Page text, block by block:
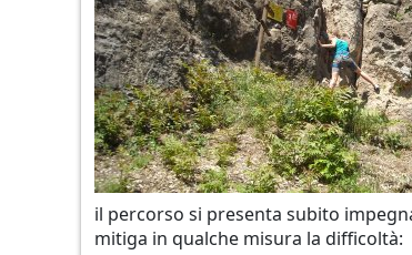
il percorso si presenta subito
mitiga in qualche misura la difficoltà: